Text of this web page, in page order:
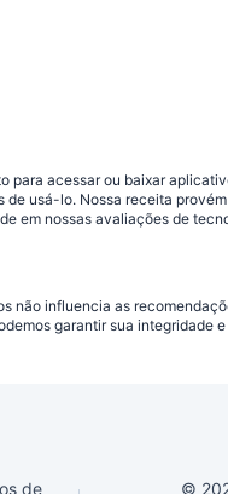
para acessar ou baixar
usá-lo. Nossa receita
em nossas avaliações de
não influencia as
garantir sua integridade
de ©